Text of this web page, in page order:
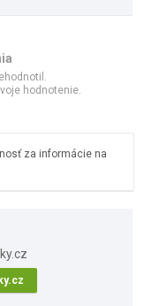
hodnotenie.
za informácie na